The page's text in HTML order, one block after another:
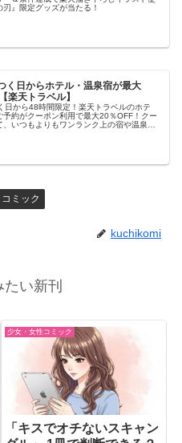
刃』限定グッズが当たる！
く日からホテル・温泉宿が最大
楽天トラベル】
日から48時間限定！楽天トラベルのホテ
予約がクーポン利用で最大20％OFF！クー
、いつもよりもワンランク上の宿や温泉宿
コミック
kuchikomi
たい新刊
少女・女性コミック
「キスでオチないスキャン